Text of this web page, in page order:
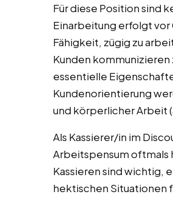
Für diese Position sind
Einarbeitung erfolgt vor
Fähigkeit, zügig zu
Kunden
essentielle
Kundenorientierung
und körperlicher Arbeit
Als Kassierer/in im
Arbeitspensum oftmals
Kassieren sind wichtig,
hektischen Situationen